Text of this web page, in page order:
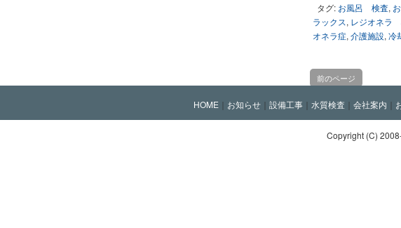
タグ: お風呂 検査,
ラックス, レジオネラ
オネラ症, 介護施設, 冷
前のページ
HOME ｜ お知らせ ｜ 設備工事 ｜ 水質検査 ｜ 会社案内 ｜
Copyright (C)